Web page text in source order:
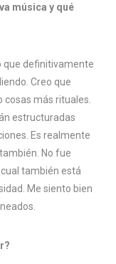
música y qué
que definitivamente
Creo que
más rituales.
estructuradas
Es realmente
No fue
también está
Me siento bien